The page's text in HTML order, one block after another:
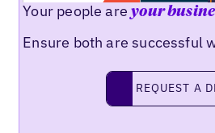
Your people areyour
Ensure both are successful
request a demo
REQUEST A